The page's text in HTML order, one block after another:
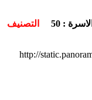
التصنيف